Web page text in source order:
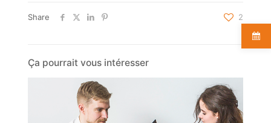
Share 2
Ça pourrait vous intéresser